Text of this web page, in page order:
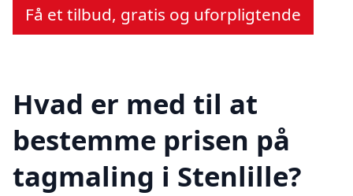
Få et tilbud, gratis og uforpligtende
Hvad er med til at
bestemme prisen på
tagmaling i Stenlille?